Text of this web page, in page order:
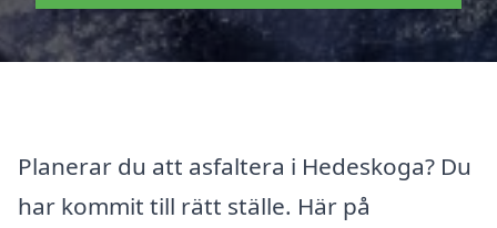
Planerar du att asfaltera i Hedeskoga? Du
har kommit till rätt ställe. Här på